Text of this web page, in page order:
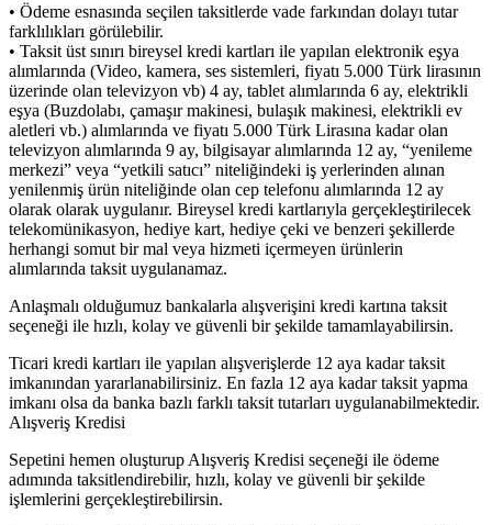
• Ödeme esnasında seçilen taksitlerde vade farkından dolayı tutar
farklılıkları görülebilir.
• Taksit üst sınırı bireysel kredi kartları ile yapılan elektronik eşya
alımlarında (Video, kamera, ses sistemleri, fiyatı 5.000 Türk lirasının
üzerinde olan televizyon vb) 4 ay, tablet alımlarında 6 ay, elektrikli
eşya (Buzdolabı, çamaşır makinesi, bulaşık makinesi, elektrikli ev
aletleri vb.) alımlarında ve fiyatı 5.000 Türk Lirasına kadar olan
televizyon alımlarında 9 ay, bilgisayar alımlarında 12 ay, “yenileme
merkezi” veya “yetkili satıcı” niteliğindeki iş yerlerinden alınan
yenilenmiş ürün niteliğinde olan cep telefonu alımlarında 12 ay
olarak olarak uygulanır. Bireysel kredi kartlarıyla gerçekleştirilecek
telekomünikasyon, hediye kart, hediye çeki ve benzeri şekillerde
herhangi somut bir mal veya hizmeti içermeyen ürünlerin
alımlarında taksit uygulanamaz.
Anlaşmalı olduğumuz bankalarla alışverişini kredi kartına taksit
seçeneği ile hızlı, kolay ve güvenli bir şekilde tamamlayabilirsin.
Ticari kredi kartları ile yapılan alışverişlerde 12 aya kadar taksit
imkanından yararlanabilirsiniz. En fazla 12 aya kadar taksit yapma
imkanı olsa da banka bazlı farklı taksit tutarları uygulanabilmektedir.
Alışveriş Kredisi
Sepetini hemen oluşturup Alışveriş Kredisi seçeneği ile ödeme
adımında taksitlendirebilir, hızlı, kolay ve güvenli bir şekilde
işlemlerini gerçekleştirebilirsin.